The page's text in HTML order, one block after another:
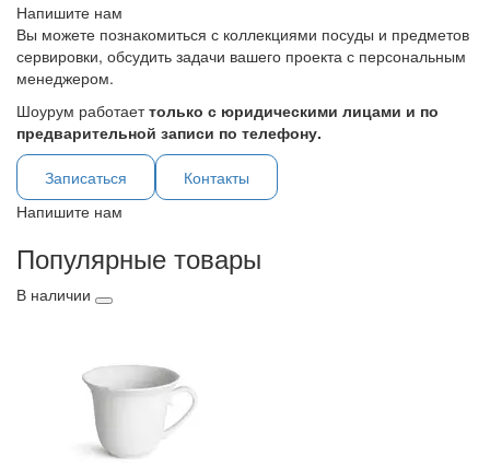
Напишите нам
Вы можете познакомиться с коллекциями посуды и предметов
сервировки, обсудить задачи вашего проекта с персональным
менеджером.
Шоурум работаеттолько с юридическими лицами и по
предварительной записи по телефону.
Записаться
Контакты
Напишите нам
Популярные товары
В наличии